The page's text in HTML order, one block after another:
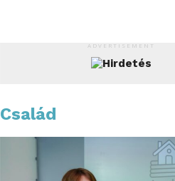
ADVERTISEMENT
Család